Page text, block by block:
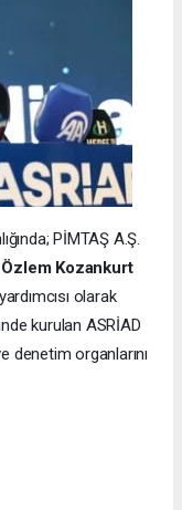
PİMTAŞ A.Ş.
Özlem Kozankurt
olarak
kurulan ASRİAD
denetim organlarını